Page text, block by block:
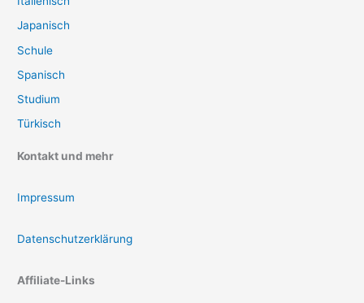
Japanisch
Schule
Spanisch
Studium
Türkisch
Kontakt und mehr
Impressum
Datenschutzerklärung
Affiliate-Links